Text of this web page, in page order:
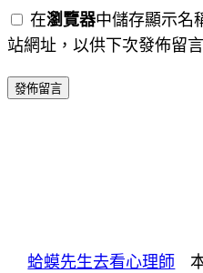
在瀏覽器中儲存顯示名
站網址，以供下次發佈留
蛤蟆先生去看心理師